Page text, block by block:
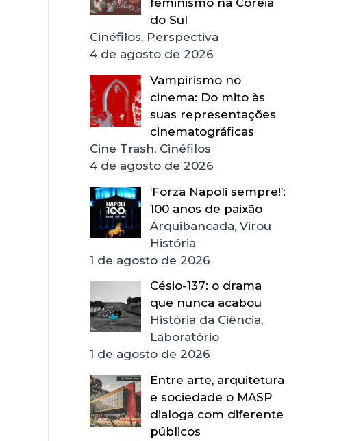
feminismo na Coreia
do Sul
Cinéfilos, Perspectiva
4 de agosto de 2026
Vampirismo no
cinema: Do mito às
suas representações
cinematográficas
Cine Trash, Cinéfilos
4 de agosto de 2026
‘Forza Napoli sempre!’:
100 anos de paixão
Arquibancada, Virou
História
1 de agosto de 2026
Césio-137: o drama
que nunca acabou
História da Ciência,
Laboratório
1 de agosto de 2026
Entre arte, arquitetura
e sociedade o MASP
dialoga com diferente
públicos